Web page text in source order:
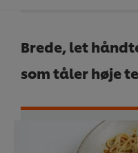
Brede, let
som tåler høje